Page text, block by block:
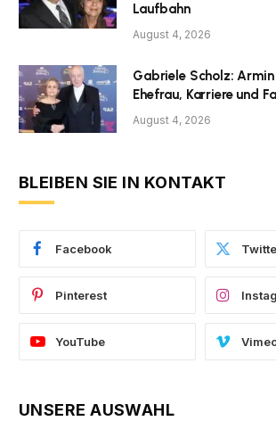
Laufbahn
August 4, 2026
Gabriele Scholz:
Ehefrau, Karriere und
August 4, 2026
BLEIBEN SIE IN KONTAKT
Facebook
Pinterest
YouTube
UNSERE AUSWAHL